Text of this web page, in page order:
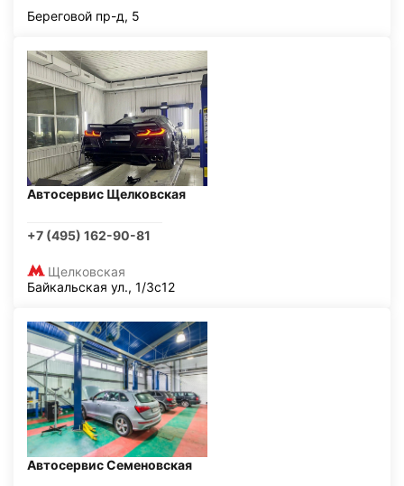
Береговой пр-д, 5
Автосервис Щелковская
+7 (495) 162-90-81
Щелковская
Байкальская ул., 1/3с12
Автосервис Семеновская